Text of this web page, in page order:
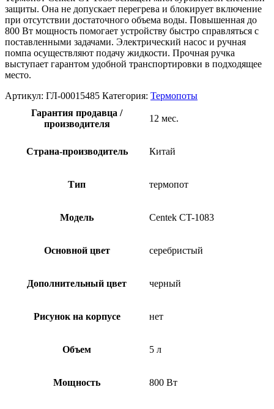
защиты. Она не допускает перегрева и блокирует включение
при отсутствии достаточного объема воды. Повышенная до
800 Вт мощность помогает устройству быстро справляться с
поставленными задачами. Электрический насос и ручная
помпа осуществляют подачу жидкости. Прочная ручка
выступает гарантом удобной транспортировки в подходящее
место.
Артикул: ГЛ-00015485 Категория: Термопоты
Гарантия продавца /
производителя
12 мес.
Страна-производитель Китай
Тип термопот
Модель Centek CT-1083
Основной цвет серебристый
Дополнительный цвет черный
Рисунок на корпусе нет
Объем 5 л
Мощность 800 Вт